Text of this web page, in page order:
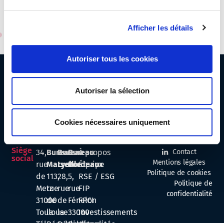
Afficher les détails
Autoriser tous les cookies
Autoriser la sélection
Cookies nécessaires uniquement
Investir,s'investir,réussir, ENSEMBLE
Siège
social
34,
rue
de
Metz
31000
Toulouse
Bureau
Marseille
113,
rue
de
la
Bureau
Lyon
28,
rue
de
la
Bureau
Bordeaux
5,
rue
Fénelon
33000
À propos
Équipe
RSE / ESG
FIP
FPCI
Investissements
Contact
Mentions légales
Politique de cookies
Politique de
confidentialité